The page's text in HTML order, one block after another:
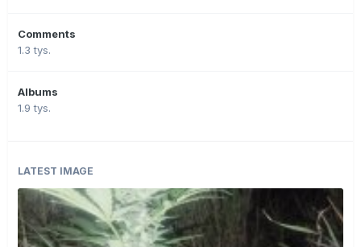
Comments
1.3 tys.
Albums
1.9 tys.
LATEST IMAGE